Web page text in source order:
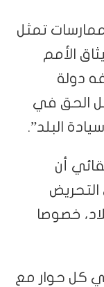
تمثل
الأمم
دولة
الحق في
البلد”.
أن
التحريض
خصوصا
كل حوار مع